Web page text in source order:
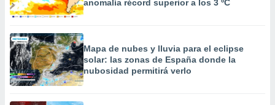
crear un
anomalía récord superior a los 3 ºC
Mapa de nubes y lluvia para el eclipse
solar: las zonas de España donde la
nubosidad permitirá verlo